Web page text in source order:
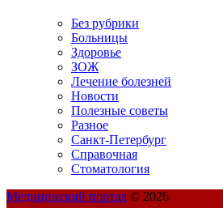
Без рубрики
Больницы
Здоровье
ЗОЖ
Лечение болезней
Новости
Полезные советы
Разное
Санкт-Петербург
Справочная
Стоматология
Медицинский портал © 2026